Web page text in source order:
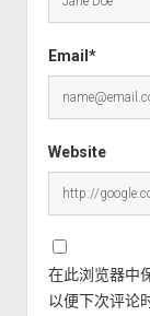
Email*
Website
在此浏览器中
以便下次评论